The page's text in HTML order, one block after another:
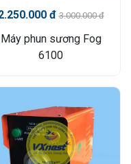
đ3.000.000 đ
Máy phun sương Fog
6100